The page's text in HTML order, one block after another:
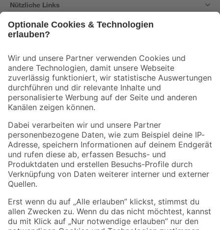
Nützliche Links
Der toom Newsletter: Keine Angebote und Aktionen mehr verpassen!
Zur Newsletter Anmeldung
Folge uns
Zahlungsarten Versandarten
Sicher einkaufen
Jetzt die toom-App herunterladen